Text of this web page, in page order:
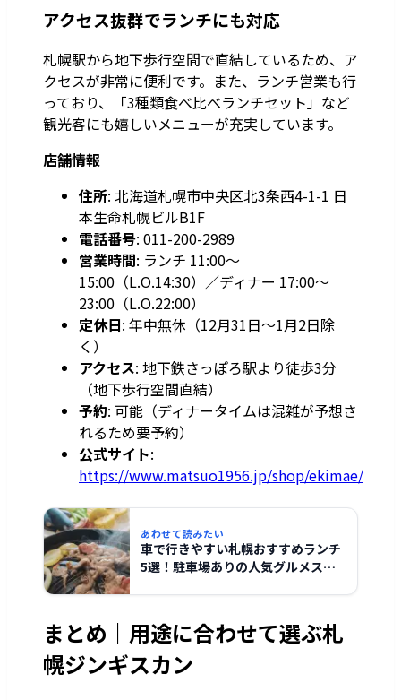
アクセス抜群でランチにも対応
札幌駅から地下歩行空間で直結しているため、ア
クセスが非常に便利です。また、ランチ営業も行
っており、「3種類食べ比べランチセット」など
観光客にも嬉しいメニューが充実しています。
店舗情報
住所: 北海道札幌市中央区北3条西4-1-1 日
本生命札幌ビルB1F
電話番号: 011-200-2989
営業時間: ランチ 11:00～
15:00（L.O.14:30）／ディナー 17:00～
23:00（L.O.22:00）
定休日: 年中無休（12月31日～1月2日除
く）
アクセス: 地下鉄さっぽろ駅より徒歩3分
（地下歩行空間直結）
予約: 可能（ディナータイムは混雑が予想さ
れるため要予約）
公式サイト:
https://www.matsuo1956.jp/shop/ekimae/
あわせて読みたい
車で行きやすい札幌おすすめランチ
5選！駐車場ありの人気グルメスポ
まとめ｜用途に合わせて選ぶ札
幌ジンギスカン